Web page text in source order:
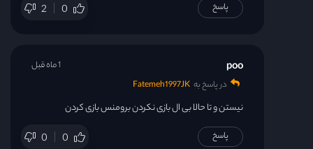
2 0 پاسخ
poo
در پاسخ به Fatemeh1997JK
نیستن و تا حالا بی ال بازی نکردن برومنس بازی کردن
0 0
1 ماه قبل
پاسخ